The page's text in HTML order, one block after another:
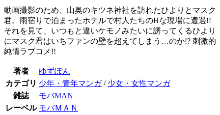
動画撮影のため、山奥のキツネ神社を訪れたひよりとマスク
君。雨宿りで泊まったホテルで村人たちのHな現場に遭遇!!
それを見て、いつもと違いケモノみたいに誘ってくるひより
にマスク君はいちファンの壁を超えてしまう…のか!? 刺激的
純情ラブコメ!!
著者
ゆずぽん
カテゴリ 少年・青年マンガ/ 少女・女性マンガ
雑誌
モバMAN
レーベル モバＭＡＮ